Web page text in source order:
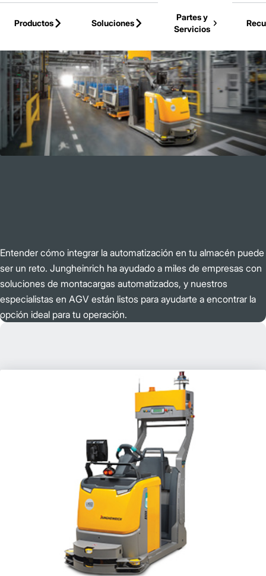
Productos
Soluciones
Partes y
Servicios
Entender cómo integrar la automatización en tu almacén puede
ser un reto. Jungheinrich ha ayudado a miles de empresas con
soluciones de montacargas automatizados, y nuestros
especialistas en AGV están listos para ayudarte a encontrar la
opción ideal para tu operación.